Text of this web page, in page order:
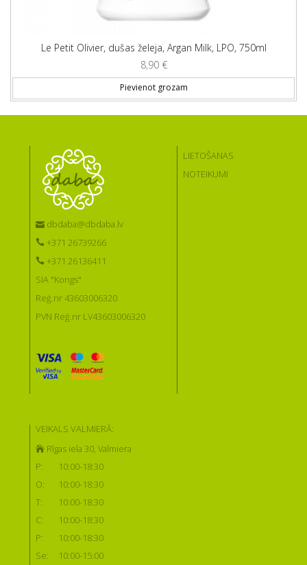
Le Petit Olivier, dušas želeja, Argan Milk, LPO, 750ml
8,90 €
Pievienot grozam
dbdaba@dbdaba.lv
+371 26739266
+371 26136411
SIA "Kongs"
Reģ.nr 43603006320
PVN Reģ.nr LV43603006320
LIETOŠANAS
NOTEIKUMI
VEIKALS VALMIERĀ:
Rīgas iela 30, Valmiera
P:
10:00-18:30
O:
10:00-18:30
T:
10:00-18:30
C:
10:00-18:30
P:
10:00-18:30
Se:
10:00-15:00